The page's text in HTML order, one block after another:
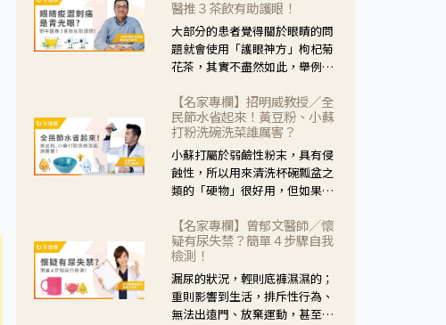
醫推３茶飲有助護眼！
大部分的患者覺得關於眼睛的問
題就會使用「護眼神方」枸杞菊
花茶，其實不盡然如此，舉例來
紅、眼睛痛、眼屎多而且顏色
黃，當然就可以使用枸杞菊花
茶，但是枸杞的劑量要少，菊花
的劑量要多；若是有以上症狀以
外，眼睛還會有灼熱感，眼屎多
到會「牽絲」，也就是水樣分泌
了，這時候就要使用菊花、金銀
花來治療；假如單純的眼睛乾
澀，結膜沒有紅，眼睛周圍沒有
眼屎，這種情況是屬於「陰
虛」，就可以使用枸杞、蓮藕、
麥門冬、山藥等比較滋潤的藥
【名家專欄】招明威教授／全
民節水省起來！黃豆粉、小蘇
打粉洗碗洗菜誰厲害？
小蘇打屬於弱鹼性粉末，具有侵
蝕性，所以用來清洗杯碗瓢盆之
類的「硬物」很好用，但如果用
特別注意用法用量，使用過多或
是浸泡太久，容易腐蝕蔬菜的纖
維，讓菜軟掉不清脆。
【名家專欄】曾郁文醫師／懷
疑有尿失禁？簡單４步驟自我
檢測！
漏尿的狀況，輕則底褲濕濕的；
重則影響到生活，排斥性行為、
無法出遠門、放棄運動，甚至怕